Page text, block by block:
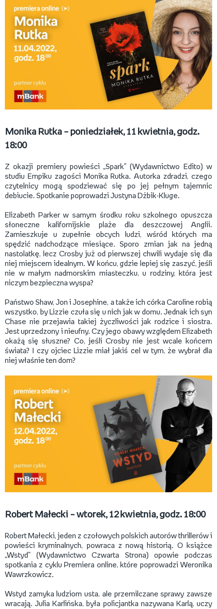
Monika Rutka – poniedziałek, 11 kwietnia, godz.
18:00
Z okazji premiery powieści „Spark” (Wydawnictwo Edito) w
studiu Empiku zagości Monika Rutka. Autorka zdradzi, czego
czytelnicy mogą spodziewać się po jej pełnym tajemnic
debiucie. Spotkanie poprowadzi Justyna Dżbik-Kluge.
Elizabeth Parker w samym środku roku szkolnego opuszcza
słoneczne kalifornijskie plaże dla deszczowej Anglii.
Zamieszkuje u zupełnie obcych ludzi, wśród których ma
spędzić nadchodzące miesiące. Sporo zmian jak na jedną
nastolatkę, lecz Crosby już od pierwszej chwili wydaje się dla
niej miejscem idealnym. W końcu, gdzie lepiej się zaszyć, jeśli
nie w małym nadmorskim miasteczku, u rodziny, która jest
niczym bezpieczna wyspa?
Państwo Shaw, Jon i Josephine, a także ich córka Caroline robią
wszystko, by Lizzie czuła się u nich jak w domu. Jednak ich syn
Chase nie przejawia takiej życzliwości jak rodzice i siostra.
Jest uprzedzony i nieufny. Czy jego obawy względem Elizabeth
okażą się słuszne? Co, jeśli Crosby nie jest wcale końcem
świata? I czy ojciec Lizzie miał jakiś cel w tym, że wybrał dla
niej właśnie ten dom?
Robert Małecki – wtorek, 12 kwietnia, godz. 18:00
Robert Małecki, jeden z czołowych polskich autorów thrillerów i
powieści kryminalnych, powraca z nową historią. O książce
„Wstyd” (Wydawnictwo Czwarta Strona) opowie podczas
spotkania z cyklu Premiera online, które poprowadzi Weronika
Wawrzkowicz.
Wstyd zamyka ludziom usta, ale przemilczane sprawy zawsze
wracają. Julia Karlińska, była policjantka nazywana Karlą, uczy